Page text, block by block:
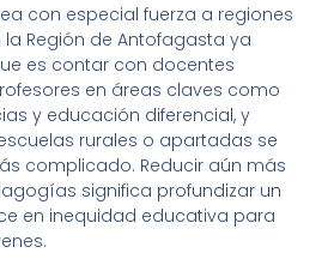
con especial fuerza a regiones
Región de Antofagasta ya
es contar con docentes
en áreas claves como
y educación diferencial, y
rurales o apartadas se
complicado. Reducir aún más
significa profundizar un
en inequidad educativa para